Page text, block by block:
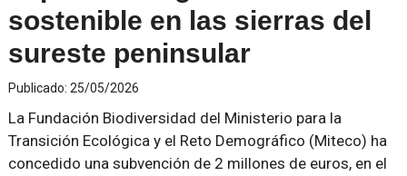
sostenible en las sierras del
sureste peninsular
Publicado: 25/05/2026
La Fundación Biodiversidad del Ministerio para la
Transición Ecológica y el Reto Demográfico (Miteco) ha
concedido una subvención de 2 millones de euros, en el